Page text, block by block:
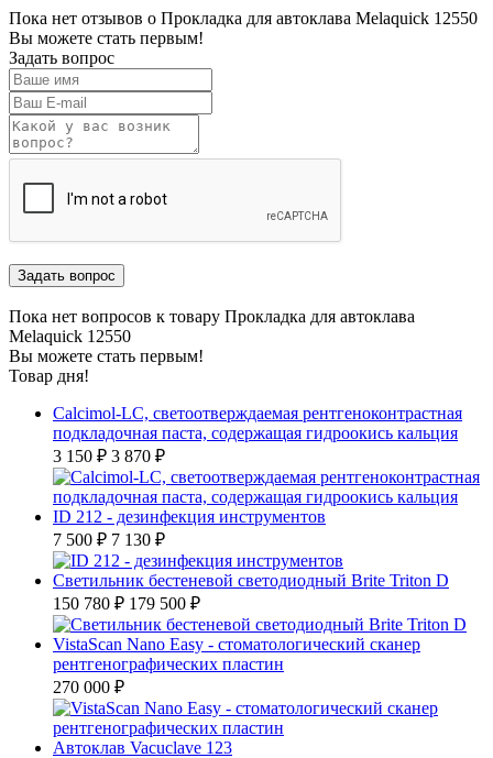
Пока нет отзывов о Прокладка для автоклава Melaquick 12550
Вы можете стать первым!
Задать вопрос
Пока нет вопросов к товару Прокладка для автоклава
Melaquick 12550
Вы можете стать первым!
Товар дня!
Calcimol-LC, светоотверждаемая рентгеноконтрастная
подкладочная паста, содержащая гидроокись кальция
3 150 ₽ 3 870 ₽
ID 212 - дезинфекция инструментов
7 500 ₽ 7 130 ₽
Светильник бестеневой светодиодный Brite Triton D
150 780 ₽ 179 500 ₽
VistaScan Nano Easy - стоматологический сканер
рентгенографических пластин
270 000 ₽
Автоклав Vacuclave 123